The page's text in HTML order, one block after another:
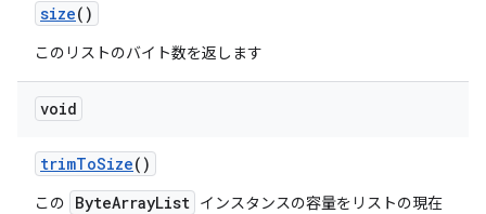
size()
このリストのバイト数を返します
void
trimToSize()
この ByteArrayList インスタンスの容量をリストの現在